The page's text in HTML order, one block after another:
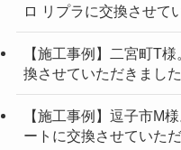
ロ リプラに交換させて
【施工事例】二宮町T
換させていただきました
【施工事例】逗子市M
ートに交換させていただ